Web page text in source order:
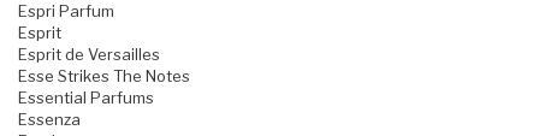
Espri Parfum
Esprit
Esprit de Versailles
Esse Strikes The Notes
Essential Parfums
Essenza